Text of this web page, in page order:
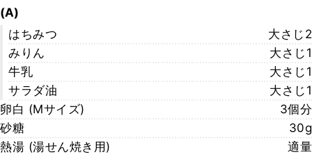
(A)
はちみつ
大さじ2
みりん
大さじ1
牛乳
大さじ1
サラダ油
大さじ1
卵白 (Mサイズ)
3個分
砂糖
30g
熱湯 (湯せん焼き用)
適量